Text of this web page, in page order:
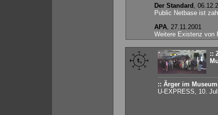
Der Standard ,
Public Netbase ist
APA, 27.11.2001
Weitere Existenz von
::
:: Ärger im
U-EXPRESS, 10.